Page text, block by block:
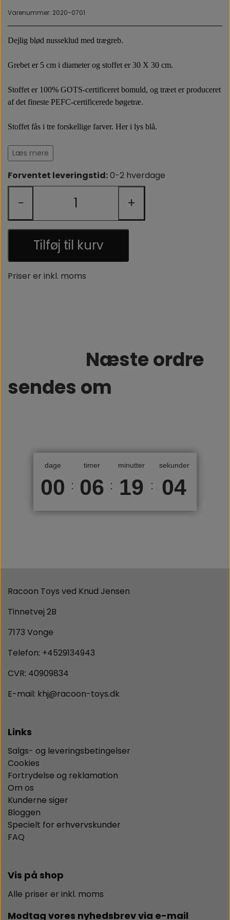
Varenummer: 2020-0701
Dejlig blød nusseklud med trægreb.
Grebet er 5 cm i diameter og stoffet er 30 X 30 cm.
Stoffet er 100% GOTS-certificeret bomuld, og træet er produceret
af det fineste PEFC-certificerede bøgetræ.
Stoffet fås i tre forskellige farver. Her i lys blå.
Nussekluden er let at holde, og giver ro til sanserne og til de
ømme gummer.
Produceret i: Spanien
Læs mere
Forventet leveringstid:0-2 hverdage
− +
Tilføj til kurv
Priser er inkl. moms
Næste ordre
sendes om
dage
00 :
timer
06 :
minutter
19 :
sekunder
04
Racoon Toys ved Knud Jensen
Tinnetvej 2B
7173 Vonge
Telefon: +4529134943
CVR: 40909834
E-mail: khj@racoon-toys.dk
Links
Salgs- og leveringsbetingelser
Cookies
Fortrydelse og reklamation
Om os
Kunderne siger
Bloggen
Specielt for erhvervskunder
FAQ
Vis på shop
Alle priser er inkl. moms
Modtag vores nyhedsbrev via e-mail